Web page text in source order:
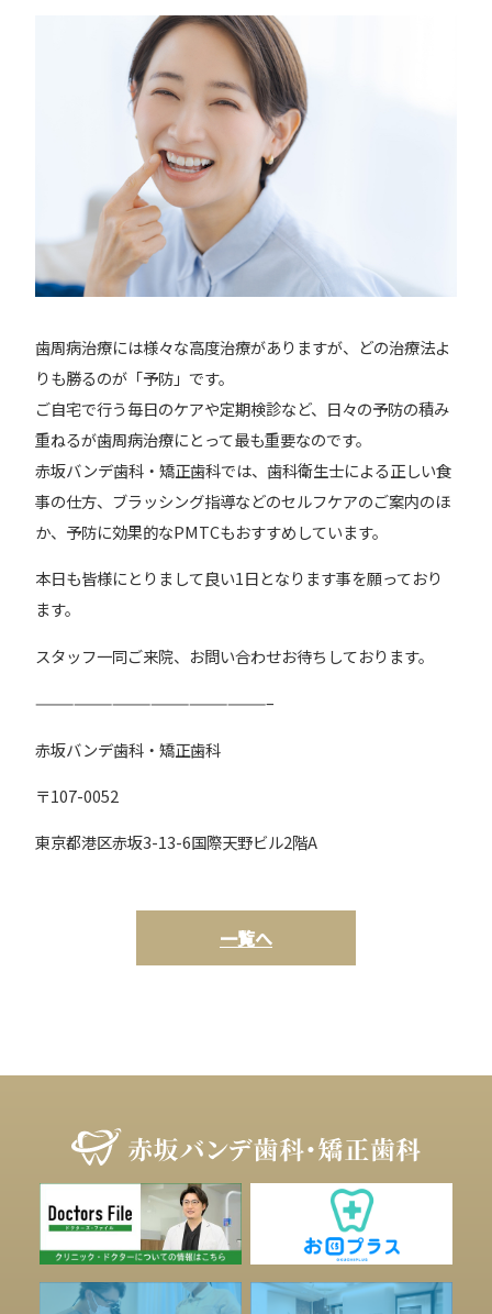
歯周病治療には様々な高度治療がありますが、どの治療法よ
りも勝るのが「予防」です。
ご自宅で行う毎日のケアや定期検診など、日々の予防の積み
重ねるが歯周病治療にとって最も重要なのです。
赤坂バンデ歯科・矯正歯科では、歯科衛生士による正しい食
事の仕方、ブラッシング指導などのセルフケアのご案内のほ
か、予防に効果的なPMTCもおすすめしています。
本日も皆様にとりまして良い1日となります事を願っており
ます。
スタッフ一同ご来院、お問い合わせお待ちしております。
——————————————————–
赤坂バンデ歯科・矯正歯科
〒107-0052
東京都港区赤坂3-13-6国際天野ビル2階A
一覧へ